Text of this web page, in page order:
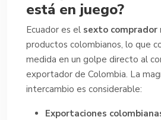
está en juego?
Ecuador es el sexto comprador
productos colombianos, lo que
medida en un golpe directo al
exportador de Colombia. La
intercambio es considerable:
Exportaciones